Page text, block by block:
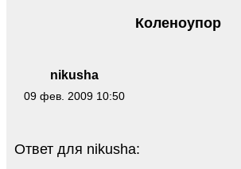
nikusha
09 фев. 2009 10:50
Коленоупор
Ответ для nikusha: